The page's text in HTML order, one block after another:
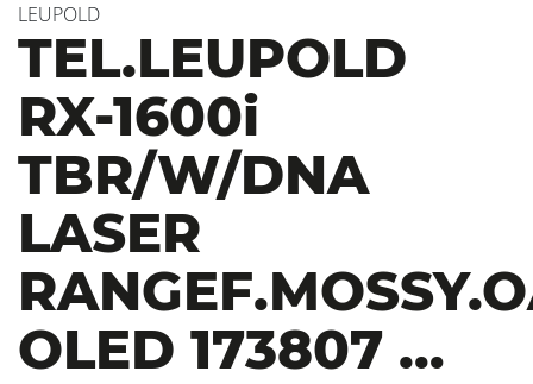
LEUPOLD
TEL.LEUPOLD
RX-1600i
TBR/W/DNA
LASER
OLED 173807 …